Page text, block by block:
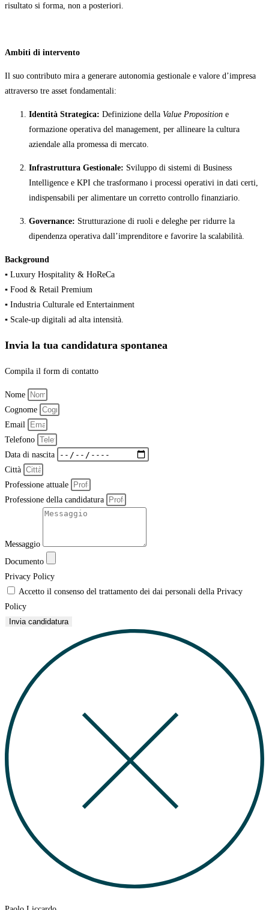
risultato si forma, non a posteriori.
Ambiti di intervento
Il suo contributo mira a generare autonomia gestionale e valore d’impresa
attraverso tre asset fondamentali:
Identità Strategica: Definizione della Value Proposition e
formazione operativa del management, per allineare la cultura
aziendale alla promessa di mercato.
Infrastruttura Gestionale: Sviluppo di sistemi di Business
Intelligence e KPI che trasformano i processi operativi in dati certi,
indispensabili per alimentare un corretto controllo finanziario.
Governance: Strutturazione di ruoli e deleghe per ridurre la
dipendenza operativa dall’imprenditore e favorire la scalabilità.
Background
▪️ Luxury Hospitality & HoReCa
▪️ Food & Retail Premium
▪️ Industria Culturale ed Entertainment
▪️ Scale-up digitali ad alta intensità.
Invia la tua candidatura spontanea
Compila il form di contatto
Nome
Cognome
Email
Telefono
Data di nascita
Città
Professione attuale
Professione della candidatura
Messaggio
Documento
Privacy Policy
Accetto il consenso del trattamento dei dai personali della Privacy
Policy
Invia candidatura